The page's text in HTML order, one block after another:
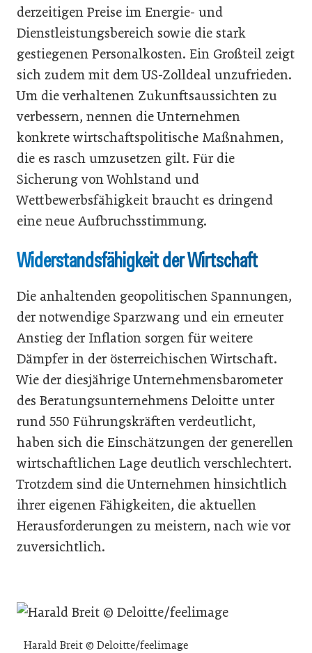
derzeitigen Preise im Energie- und
Dienstleistungsbereich sowie die stark
gestiegenen Personalkosten. Ein Großteil zeigt
sich zudem mit dem US-Zolldeal unzufrieden.
Um die verhaltenen Zukunftsaussichten zu
verbessern, nennen die Unternehmen
konkrete wirtschaftspolitische Maßnahmen,
die es rasch umzusetzen gilt. Für die
Sicherung von Wohlstand und
Wettbewerbsfähigkeit braucht es dringend
eine neue Aufbruchsstimmung.
Widerstandsfähigkeit der Wirtschaft
Die anhaltenden geopolitischen Spannungen,
der notwendige Sparzwang und ein erneuter
Anstieg der Inflation sorgen für weitere
Dämpfer in der österreichischen Wirtschaft.
Wie der diesjährige Unternehmensbarometer
des Beratungsunternehmens Deloitte unter
rund 550 Führungskräften verdeutlicht,
haben sich die Einschätzungen der generellen
wirtschaftlichen Lage deutlich verschlechtert.
Trotzdem sind die Unternehmen hinsichtlich
ihrer eigenen Fähigkeiten, die aktuellen
Herausforderungen zu meistern, nach wie vor
zuversichtlich.
Harald Breit © Deloitte/feelimage